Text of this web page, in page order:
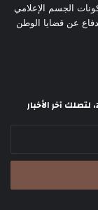
الجسم الإعلامي
عن قضايا الوطن